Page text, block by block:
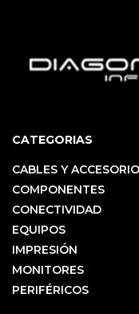
CATEGORIAS
CABLES Y
COMPONENTES
CONECTIVIDAD
EQUIPOS
IMPRESIÓN
MONITORES
PERIFÉRICOS